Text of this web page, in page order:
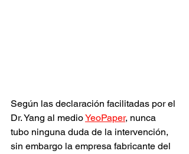
Según las declaración facilitadas por el
Dr. Yang al medio YeoPaper, nunca
tubo ninguna duda de la intervención,
sin embargo la empresa fabricante del